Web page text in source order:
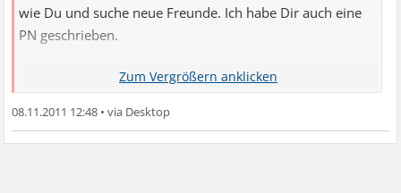
wie Du und suche neue Freunde. Ich habe Dir auch eine
PN geschrieben.
08.11.2011 12:48 •